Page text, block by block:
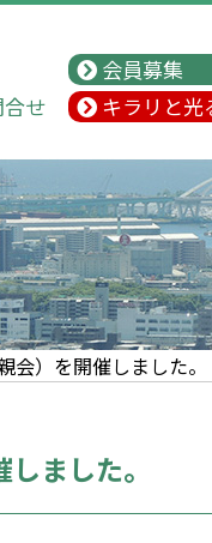
合せ
会員募集
キラリと光
）を開催しました。
ました。